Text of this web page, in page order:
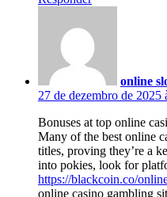
online
27 de dezembro de 2025
Bonuses at top online
Many of the best online
titles, proving they’re a
into pokies, look for
https://blackcoin.co/
online casino gambling